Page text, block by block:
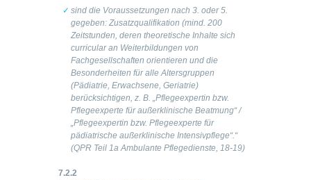
sind die Voraussetzungen nach 3. oder 5.
gegeben: Zusatzqualifikation (mind. 200
Zeitstunden, deren theoretische Inhalte sich
curricular an Weiterbildungen von
Fachgesellschaften orientieren und die
Besonderheiten für alle Altersgruppen
(Pädiatrie, Erwachsene, Geriatrie)
berücksichtigen, z. B. „Pflegeexpertin bzw.
Pflegeexperte für außerklinische Beatmung“ /
„Pflegeexpertin bzw. Pflegeexperte für
pädiatrische außerklinische Intensivpflege“.“
(QPR Teil 1a Ambulante Pflegedienste, 18-19)
7.2.2